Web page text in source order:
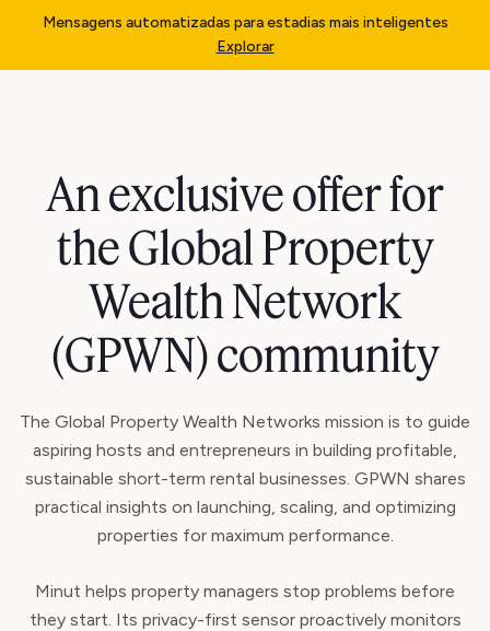
Mensagens automatizadas para estadias mais inteligentes
Explorar
An exclusive offer for
the Global Property
Wealth Network
(GPWN) community
The Global Property Wealth Networks mission is to guide
aspiring hosts and entrepreneurs in building profitable,
sustainable short-term rental businesses. GPWN shares
practical insights on launching, scaling, and optimizing
properties for maximum performance.
Minut helps property managers stop problems before
they start. Its privacy-first sensor proactively monitors